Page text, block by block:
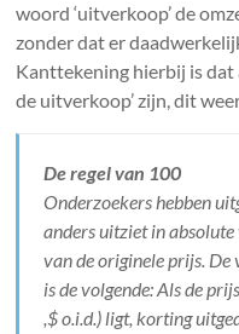
woord ‘uitverkoop’ de
zonder dat er
Kanttekening hierbij is dat
de uitverkoop’ zijn, dit
De regel van 100
Onderzoekers hebben
anders uitziet in
van de originele prijs.
is de volgende: Als de
,$ o.i.d.) ligt, korting